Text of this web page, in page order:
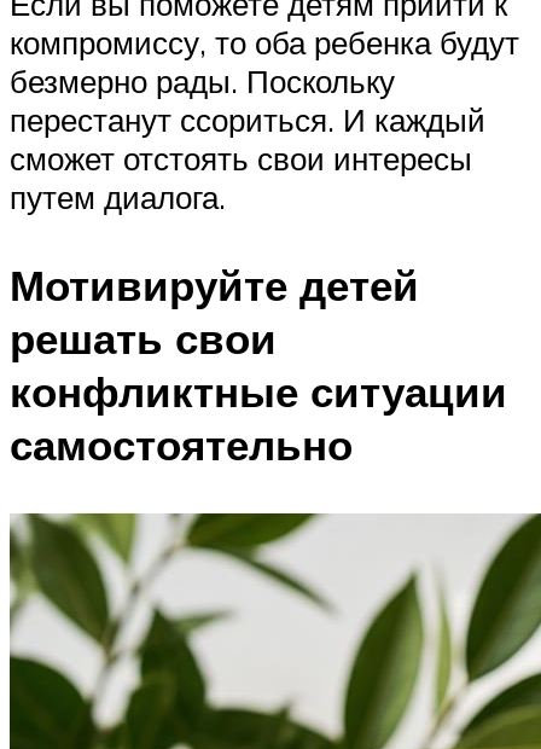
компромиссу, то оба ребенка будут
безмерно рады. Поскольку
перестанут ссориться. И каждый
сможет отстоять свои интересы
путем диалога.
Мотивируйте детей
решать свои
конфликтные ситуации
самостоятельно